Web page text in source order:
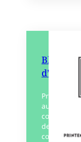
Blink
Première
au film
compte,
de
cœur de ce